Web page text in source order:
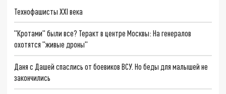
Технофашисты XXI века
"Кротами" были все? Теракт в центре Москвы: На генералов
охотятся "живые дроны"
Даня с Дашей спаслись от боевиков ВСУ. Но беды для малышей не
закончились